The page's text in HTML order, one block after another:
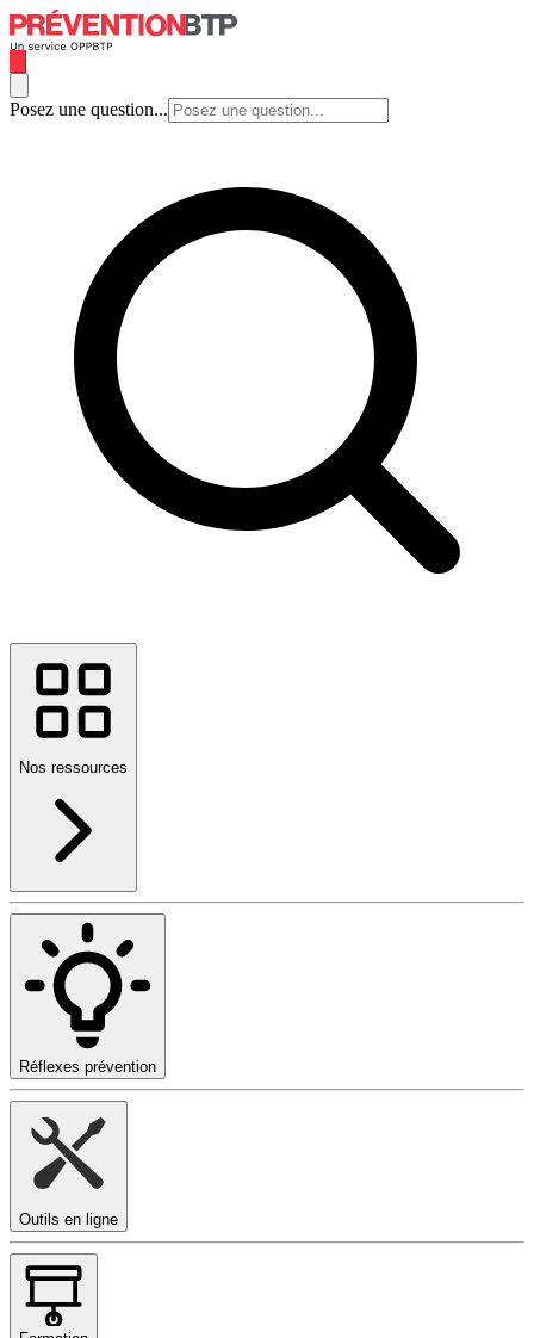
Posez une question...
Nos ressources
Réflexes prévention
Outils en ligne